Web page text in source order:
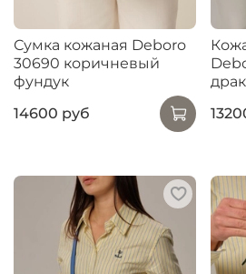
Сумка кожаная Deboro
30690 коричневый
фундук
14600 руб